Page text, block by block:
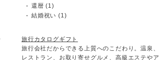
還暦 (1)
結婚祝い (1)
旅行カタログギフト
旅行会社だからできる上質へのこだわり。温泉、
レストラン、お取り寄せグルメ、高級エステやア